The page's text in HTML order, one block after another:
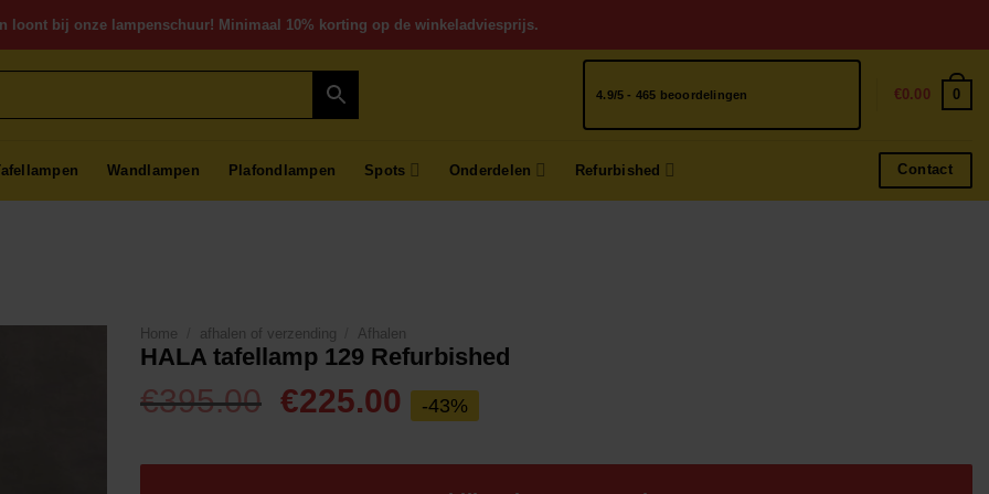
loont bij onze lampenschuur! Minimaal 10% korting op de winkeladviesprijs.
4.9/5 - 465 beoordelingen €0.00 0
Wandlampen Plafondlampen Spots Onderdelen Refurbished Contact
Home afhalen of verzending Afhalen
HALA tafellamp 129 Refurbished
€395.00 Oorspronkelijke
was:
€225.00 Huidige
prijs
is:
-43%